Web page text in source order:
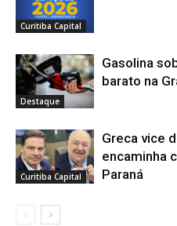
Curitiba Capital
Destaque
Gasolina
barato na
Curitiba Capital
Greca vice
encaminha
Paraná